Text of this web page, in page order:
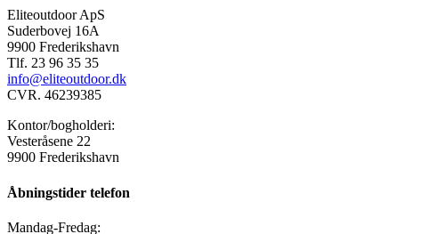
Eliteoutdoor ApS
Suderbovej 16A
9900 Frederikshavn
Tlf. 23 96 35 35
info@eliteoutdoor.dk
CVR. 46239385
Kontor/bogholderi:
Vesteråsene 22
9900 Frederikshavn
Åbningstider telefon
Mandag-Fredag: